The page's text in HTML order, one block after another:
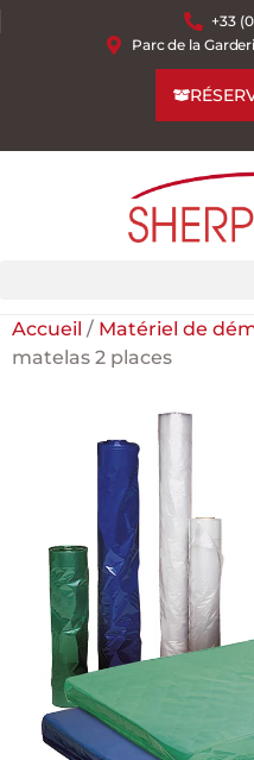
+33
Parc de la
Accueil / Matériel de
matelas 2 places